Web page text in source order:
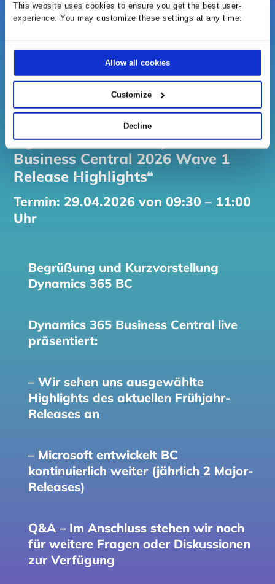
This website uses cookies to ensure you get the best user-
experience. You may customize these settings at any time.
Allow all cookies
Customize
Decline
Thorsten Eckart
Senior Account Manager
Prodware Deutschland
Agenda „Microsoft Dynamics 365
Business Central 2026 Wave 1
Release Highlights“
Termin: 29.04.2026 von 09:30 – 11:00
Uhr
Begrüßung und Kurzvorstellung
Dynamics 365 BC
Dynamics 365 Business Central live
präsentiert:
– Wir sehen uns ausgewählte
Highlights des aktuellen Frühjahr-
Releases an
– Microsoft entwickelt BC
kontinuierlich weiter (jährlich 2 Major-
Releases)
Q&A – Im Anschluss stehen wir noch
für weitere Fragen oder Diskussionen
zur Verfügung